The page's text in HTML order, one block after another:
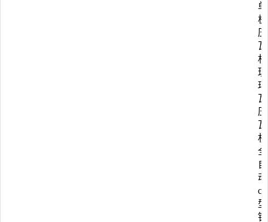
单
板
压
瓦
机
琉
璃
瓦
压
瓦
全
自
动
c
型